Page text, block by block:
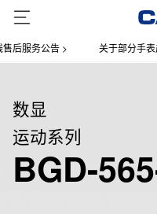
务公告 > 关于部分手表产
数显
运动系列
BGD-